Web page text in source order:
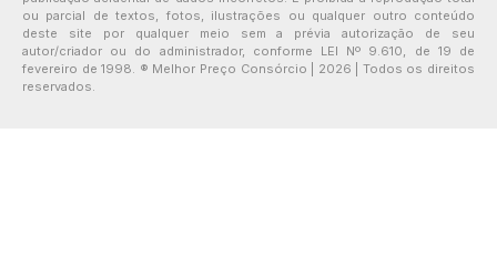
ou parcial de textos, fotos, ilustrações ou qualquer outro conteúdo
deste site por qualquer meio sem a prévia autorização de seu
autor/criador ou do administrador, conforme LEI Nº 9.610, de 19 de
fevereiro de 1998. ® Melhor Preço Consórcio | 2026 | Todos os direitos
reservados.